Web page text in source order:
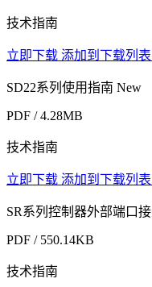
技术指南
立即下载 添加到下载列表
SD22系列使用指南 New
PDF / 4.28MB
技术指南
立即下载 添加到下载列表
SR系列控制器外部端口
PDF / 550.14KB
技术指南